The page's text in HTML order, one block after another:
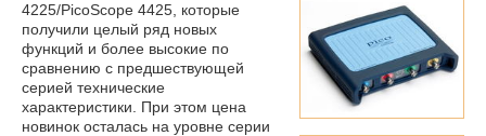
4225/PicoScope 4425 , которые
получили целый ряд новых
функций и более высокие по
сравнению с предшествующей
серией технические
характеристики. При этом цена
новинок осталась на уровне серии